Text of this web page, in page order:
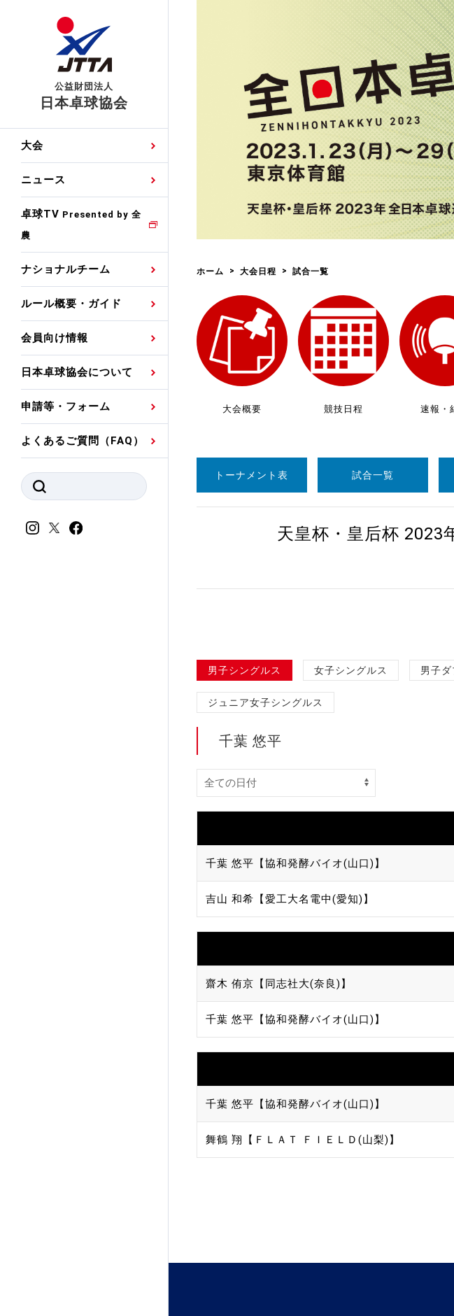
公益財団法人
日本卓球協会
大会
国内ランキング
ニュース
大会・試合
プレスリリース
競技者(パスウェイ)・審判
その他
卓球TV Presented by 全
農
ナショナルチーム
男子ナショナルチーム選
男子世界ランキング
女子世界ランキング
各種選考基準
強化スタッフ
ルール概要・ガイド
卓球の基本的なルール
観戦ガイド
会員向け情報
協会会員登録
ゼッケンについて
競技者育成事業
公認資格者名簿
公認品一覧
公認メーカー一覧
指導者養成委員会
スポーツ医・科学委員会
日本卓球協会について
卓球協会のミッション
会長あいさつ
関連団体代表委員など
規程・お見舞い制度
ハンドブックデータ
申請等・フォーム
国際交流届申込みフォーム
国際大会自主参加申請
競技ウエア広告申請
審判員ネームプレート制作
申込
よくあるご質問（FAQ）
ホーム 大会日程 試合一覧
大会概要 競技日程 速報・
トーナメント表 試合一覧
天皇杯・皇后杯 2023
男子シングルス 女子シングルス 男子ダ
ジュニア女子シングルス
千葉 悠平
千葉 悠平【協和発酵バイオ(山口)】
吉山 和希【愛工大名電中(愛知)】
齋木 侑京【同志社大(奈良)】
千葉 悠平【協和発酵バイオ(山口)】
千葉 悠平【協和発酵バイオ(山口)】
舞鶴 翔【ＦＬＡＴ ＦＩＥＬＤ(山梨)】